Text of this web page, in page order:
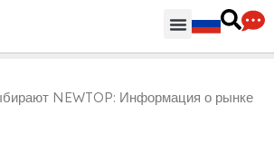
NEWTOP: Информация о рынке